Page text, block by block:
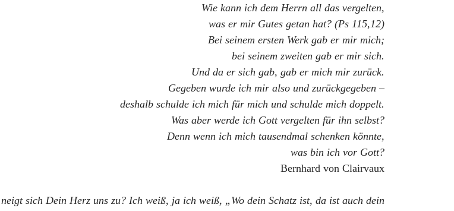
Wie kann ich dem Herrn all das vergelten,
was er mir Gutes getan hat? (Ps 115,12)
Bei seinem ersten Werk gab er mir mich;
bei seinem zweiten gab er mir sich.
Und da er sich gab, gab er mich mir zurück.
Gegeben wurde ich mir also und zurückgegeben –
deshalb schulde ich mich für mich und schulde mich doppelt.
Was aber werde ich Gott vergelten für ihn selbst?
Denn wenn ich mich tausendmal schenken könnte,
was bin ich vor Gott?
Bernhard von Clairvaux
sich Dein Herz uns zu? Ich weiß, ja ich weiß, „Wo dein Schatz ist, da ist auch dein